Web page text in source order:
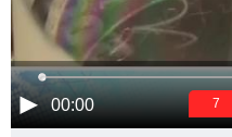
00:00 6